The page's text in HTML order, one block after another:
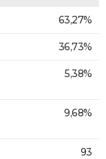
63,27%
36,73%
5,38%
9,68%
93